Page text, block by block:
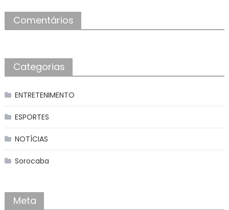
Comentários
Categorias
ENTRETENIMENTO
ESPORTES
NOTÍCIAS
Sorocaba
Meta